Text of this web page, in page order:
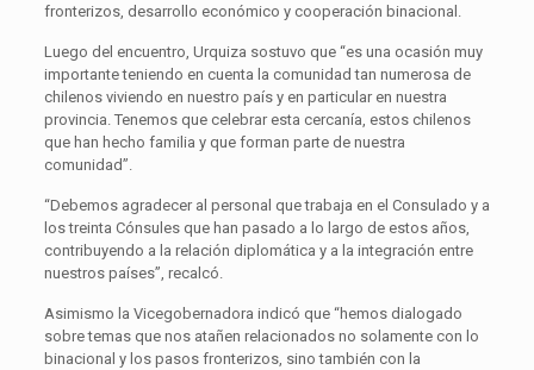
fronterizos, desarrollo económico y cooperación binacional.
Luego del encuentro, Urquiza sostuvo que “es una ocasión muy
importante teniendo en cuenta la comunidad tan numerosa de
chilenos viviendo en nuestro país y en particular en nuestra
provincia. Tenemos que celebrar esta cercanía, estos chilenos
que han hecho familia y que forman parte de nuestra
comunidad”.
“Debemos agradecer al personal que trabaja en el Consulado y a
los treinta Cónsules que han pasado a lo largo de estos años,
contribuyendo a la relación diplomática y a la integración entre
nuestros países”, recalcó.
Asimismo la Vicegobernadora indicó que “hemos dialogado
sobre temas que nos atañen relacionados no solamente con lo
binacional y los pasos fronterizos, sino también con la